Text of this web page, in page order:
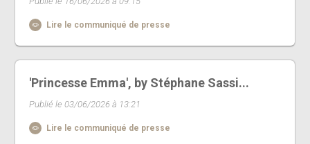
Lire le communiqué de presse
'Princesse Emma', by Stéphane Sassi...
Publié le 03/06/2026 à 13:21
Lire le communiqué de presse